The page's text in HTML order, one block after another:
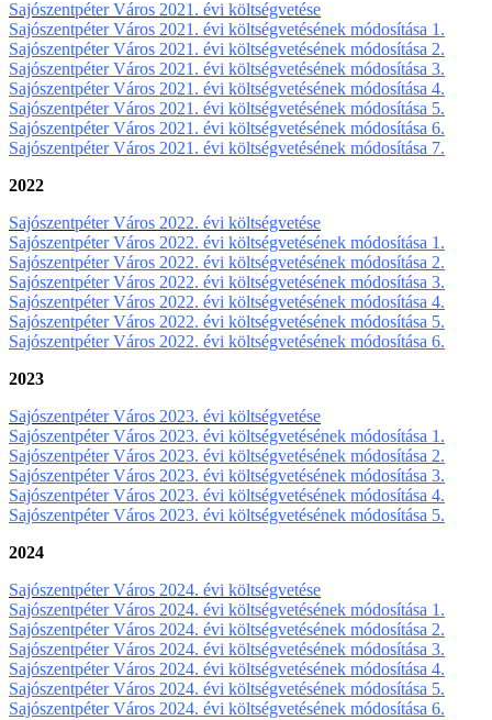
Sajószentpéter Város 2021. évi költségvetése
Sajószentpéter Város 2021. évi költségvetésének módosítása 1.
Sajószentpéter Város 2021. évi költségvetésének módosítása 2.
Sajószentpéter Város 2021. évi költségvetésének módosítása 3.
Sajószentpéter Város 2021. évi költségvetésének módosítása 4.
Sajószentpéter Város 2021. évi költségvetésének módosítása 5.
Sajószentpéter Város 2021. évi költségvetésének módosítása 6.
Sajószentpéter Város 2021. évi költségvetésének módosítása 7.
2022
Sajószentpéter Város 2022. évi költségvetése
Sajószentpéter Város 2022. évi költségvetésének módosítása 1.
Sajószentpéter Város 2022. évi költségvetésének módosítása 2.
Sajószentpéter Város 2022. évi költségvetésének módosítása 3.
Sajószentpéter Város 2022. évi költségvetésének módosítása 4.
Sajószentpéter Város 2022. évi költségvetésének módosítása 5.
Sajószentpéter Város 2022. évi költségvetésének módosítása 6.
2023
Sajószentpéter Város 2023. évi költségvetése
Sajószentpéter Város 2023. évi költségvetésének módosítása 1.
Sajószentpéter Város 2023. évi költségvetésének módosítása 2.
Sajószentpéter Város 2023. évi költségvetésének módosítása 3.
Sajószentpéter Város 2023. évi költségvetésének módosítása 4.
Sajószentpéter Város 2023. évi költségvetésének módosítása 5.
2024
Sajószentpéter Város 2024. évi költségvetése
Sajószentpéter Város 2024. évi költségvetésének módosítása 1.
Sajószentpéter Város 2024. évi költségvetésének módosítása 2.
Sajószentpéter Város 2024. évi költségvetésének módosítása 3.
Sajószentpéter Város 2024. évi költségvetésének módosítása 4.
Sajószentpéter Város 2024. évi költségvetésének módosítása 5.
Sajószentpéter Város 2024. évi költségvetésének módosítása 6.